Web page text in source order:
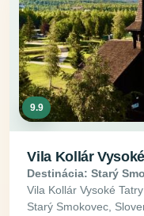
9.9
Vila Kollár
Destinácia: Starý
Vila Kollár Vysoké
Starý Smokovec,